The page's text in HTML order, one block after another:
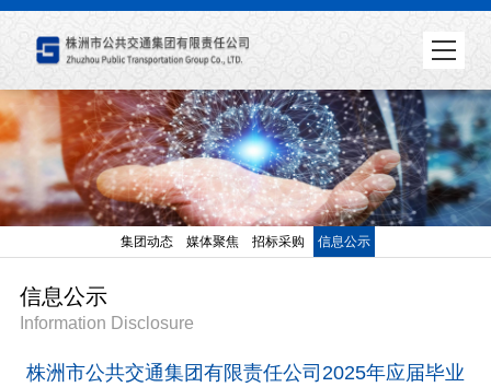
集团动态 媒体聚焦 招标采购 信息公示
信息公示
Information Disclosure
株洲市公共交通集团有限责任公司2025年应届毕业